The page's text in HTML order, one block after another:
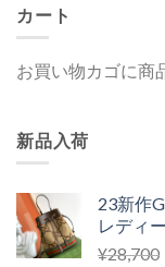
カート
お買い物カゴに商
新品入荷
23新作
レディ
¥28,700